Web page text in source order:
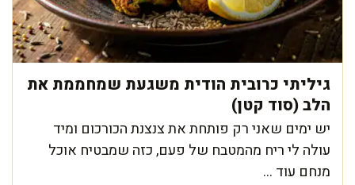
גיליתי כרובית הודית משגעת שמחממת את
הלב (סוד קטן)
יש ימים שאני רק פותחת את צנצנת הכורכום ומיד
עולה לי ריח מהמטבח של פעם, כזה שמבטיח אוכל
מנחם עוד ...